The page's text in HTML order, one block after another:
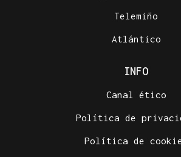
Telemiño
Atlántico
INFO
Canal ético
Política de
Política de